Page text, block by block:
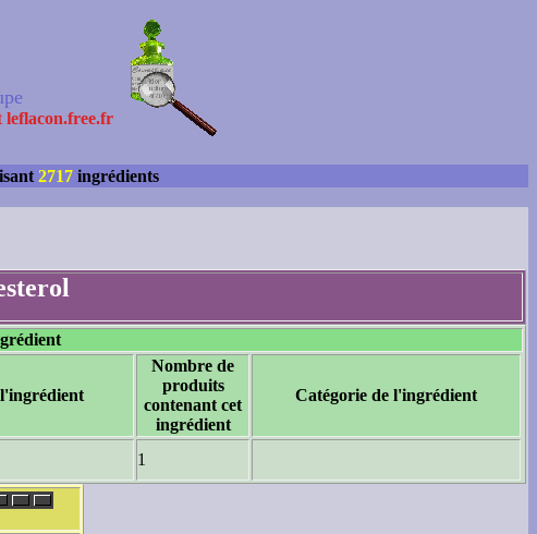
leflacon.free.fr
2717 ingrédients
Nombre de
produits
contenant cet
ingrédient
Catégorie de l'ingrédient
1